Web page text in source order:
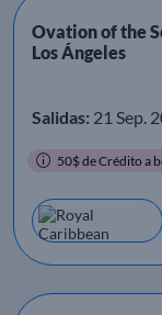
Ovation of the
Los Ángeles
Salidas: 21 Sep.
50$ de Crédito a